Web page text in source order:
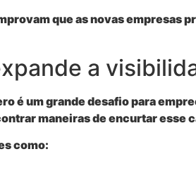
que as novas empresas
a
é um grande desafio para
maneiras de encurtar esse
como: